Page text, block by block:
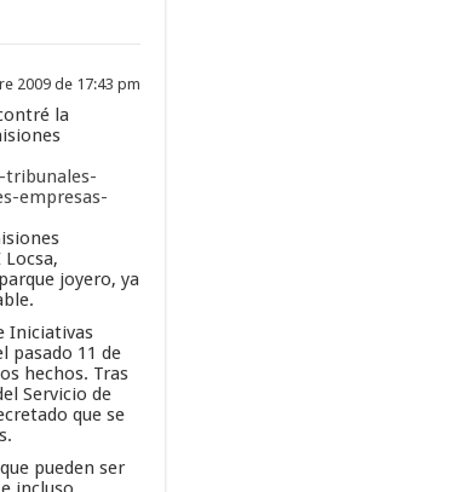
2009 de 17:43 pm
la
tribunales-
empresas-
joyero, ya
Iniciativas
pasado 11 de
hechos. Tras
Servicio de
que se
pueden ser